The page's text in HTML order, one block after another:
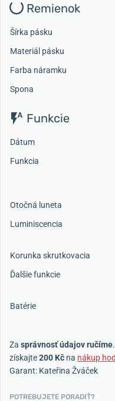
Remienok
Šírka pásku
Materiál pásku
Farba náramku
Spona
Funkcie
Dátum
Funkcia
Otočná luneta
Luminiscencia
Korunka skrutkovacia
Ďalšie funkcie
Batérie
Za správnosť údajov ručíme
získajte200 Kč na nákup
Garant: Kateřina Žváček
POTREBUJETE PORADIŤ?